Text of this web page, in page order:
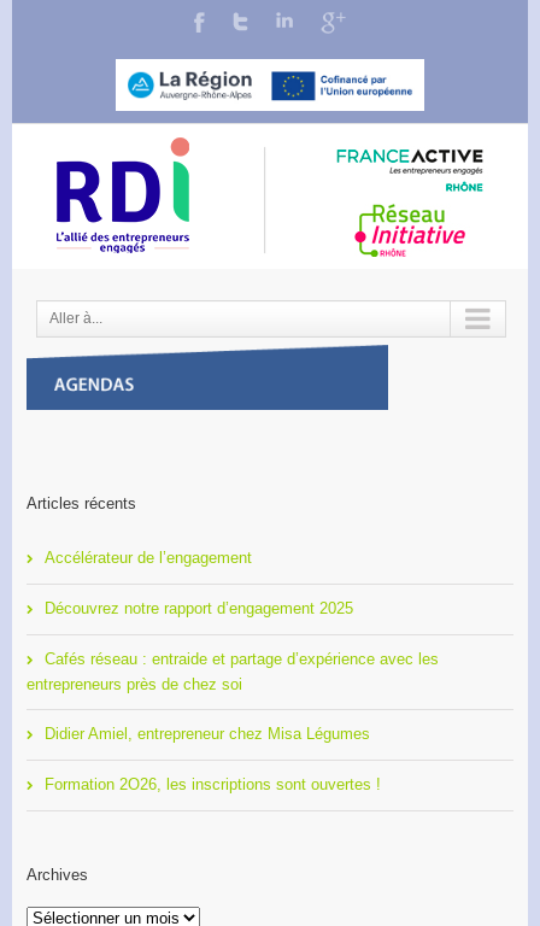
Aller à...
Articles récents
Accélérateur de l’engagement
Découvrez notre rapport d’engagement 2025
Cafés réseau : entraide et partage d’expérience avec les
entrepreneurs près de chez soi
Didier Amiel, entrepreneur chez Misa Légumes
Formation 2O26, les inscriptions sont ouvertes !
Archives
Archives